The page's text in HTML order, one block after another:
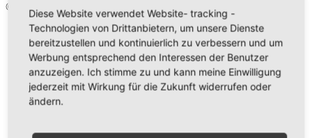
© Triamed GmbH
Cookie-Einstellungen
Impressum
Datenschutz
AGB
Diese Website verwendet Website- tracking -
Technologien von Drittanbietern, um unsere Dienste
bereitzustellen und kontinuierlich zu verbessern und um
Werbung entsprechend den Interessen der Benutzer
anzuzeigen. Ich stimme zu und kann meine Einwilligung
jederzeit mit Wirkung für die Zukunft widerrufen oder
ändern.